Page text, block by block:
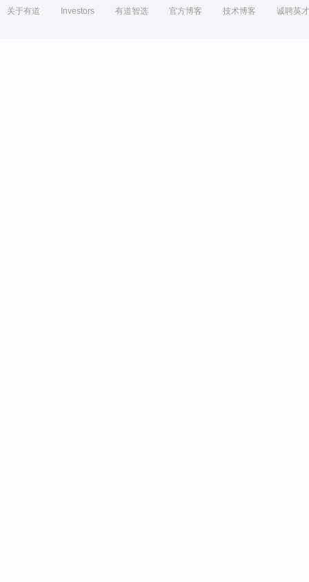
关于有道 Investors 有道智选 官方博客 技术博客 诚聘英才